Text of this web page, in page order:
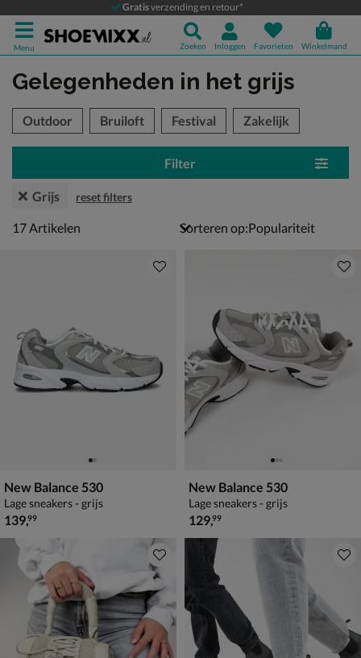
Gratisverzending en retour*
Menu Zoeken Inloggen Favorieten Winkelmand
Gelegenheden in het grijs
over
Outdoor Bruiloft Festival Zakelijk
Filter
Grijs reset filters
17 artikelen
17Artikelen Sorteren op:
New Balance 530
Lage sneakers - grijs
€ 139,99
139,99
New Balance 530
Lage sneakers - grijs
€ 129,99
129,99